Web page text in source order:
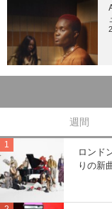
週間
ロンド
りの新